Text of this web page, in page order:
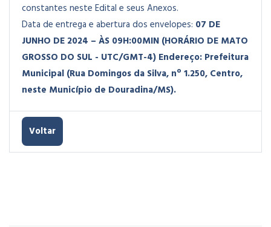
constantes neste Edital e seus Anexos.
Data de entrega e abertura dos envelopes: 07 DE
JUNHO DE 2024 – ÀS 09H:00MIN (HORÁRIO DE MATO
GROSSO DO SUL - UTC/GMT-4) Endereço: Prefeitura
Municipal (Rua Domingos da Silva, nº 1.250, Centro,
neste Município de Douradina/MS).
Voltar